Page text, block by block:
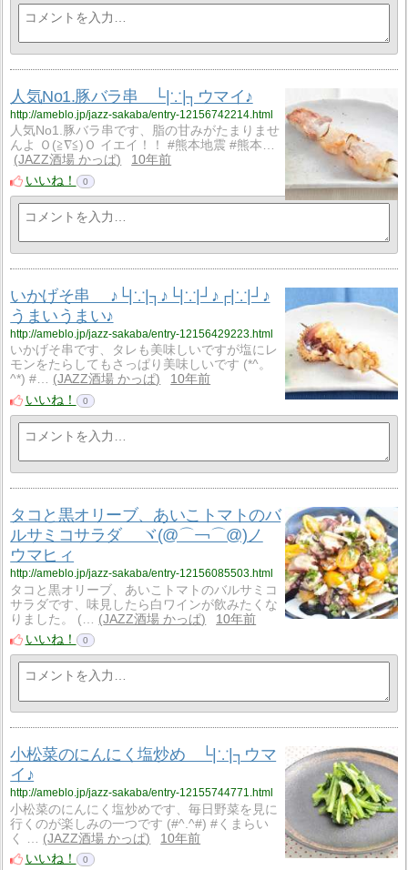
人気No1.豚バラ串 └|∵|┐ウマイ♪
http://ameblo.jp/jazz-sakaba/entry-12156742214.html
人気No1.豚バラ串です、脂の甘みがたまりませ
んよ Ｏ(≧∇≦)Ｏ イエイ！！ #熊本地震 #熊本…
JAZZ酒場 かっぱ
10年前
いいね！
0
いかげそ串 ♪└|∵|┐♪└|∵|┘♪┌|∵|┘♪
うまいうまい♪
http://ameblo.jp/jazz-sakaba/entry-12156429223.html
いかげそ串です、タレも美味しいですが塩にレ
モンをたらしてもさっぱり美味しいです (*^。
^*) #…
JAZZ酒場 かっぱ
10年前
いいね！
0
タコと黒オリーブ、あいこトマトのバ
ルサミコサラダ ヾ(@⌒￢⌒@)ノ
ウマヒィ
http://ameblo.jp/jazz-sakaba/entry-12156085503.html
タコと黒オリーブ、あいこトマトのバルサミコ
サラダです、味見したら白ワインが飲みたくな
りました。 (…
JAZZ酒場 かっぱ
10年前
いいね！
0
小松菜のにんにく塩炒め └|∵|┐ウマ
イ♪
http://ameblo.jp/jazz-sakaba/entry-12155744771.html
小松菜のにんにく塩炒めです、毎日野菜を見に
行くのが楽しみの一つです (#^.^#) #くまらい
く …
JAZZ酒場 かっぱ
10年前
いいね！
0